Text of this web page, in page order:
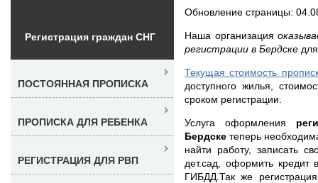
Обновление страницы:
Наша организация
регистрации в Бердске
Текущая стоимость
доступного жилья,
сроком регистрации.
Услуга оформления
Бердскетеперь
найти работу, записать
дет.сад, оформить кредит
ГИБДД.Так же
Регистрация граждан СНГ
ПОСТОЯННАЯ ПРОПИСКА
ПРОПИСКА ДЛЯ РЕБЕНКА
РЕГИСТРАЦИЯ ДЛЯ РВП